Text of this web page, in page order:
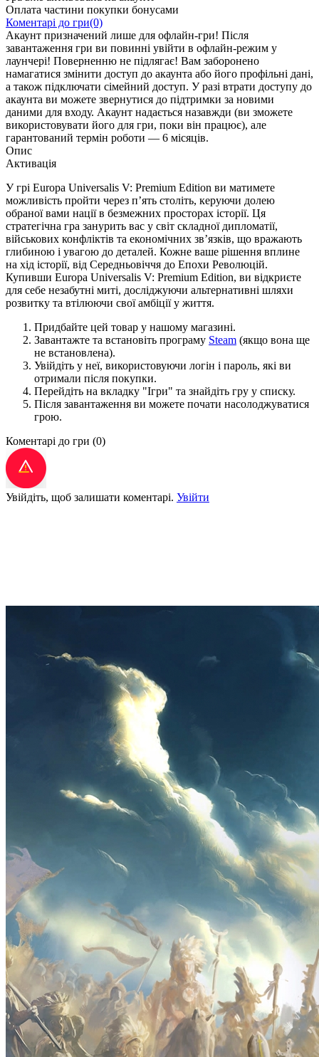
Оплата частини покупки бонусами
Коментарі до гри(0)
Акаунт призначений лише для офлайн-гри! Після
завантаження гри ви повинні увійти в офлайн-режим у
лаунчері! Поверненню не підлягає! Вам заборонено
намагатися змінити доступ до акаунта або його профільні дані,
а також підключати сімейний доступ. У разі втрати доступу до
акаунта ви можете звернутися до підтримки за новими
даними для входу. Акаунт надається назавжди (ви зможете
використовувати його для гри, поки він працює), але
гарантований термін роботи — 6 місяців.
Опис
Активація
У грі Europa Universalis V: Premium Edition ви матимете
можливість пройти через п’ять століть, керуючи долею
обраної вами нації в безмежних просторах історії. Ця
стратегічна гра занурить вас у світ складної дипломатії,
військових конфліктів та економічних зв’язків, що вражають
глибиною і увагою до деталей. Кожне ваше рішення вплине
на хід історії, від Середньовіччя до Епохи Революцій.
Купивши Europa Universalis V: Premium Edition, ви відкриєте
для себе незабутні миті, досліджуючи альтернативні шляхи
розвитку та втілюючи свої амбіції у життя.
Придбайте цей товар у нашому магазині.
Завантажте та встановіть програму Steam (якщо вона ще
не встановлена).
Увійдіть у неї, використовуючи логін і пароль, які ви
отримали після покупки.
Перейдіть на вкладку "Ігри" та знайдіть гру у списку.
Після завантаження ви можете почати насолоджуватися
грою.
Коментарі до гри (0)
Увійдіть, щоб залишати коментарі. Увійти